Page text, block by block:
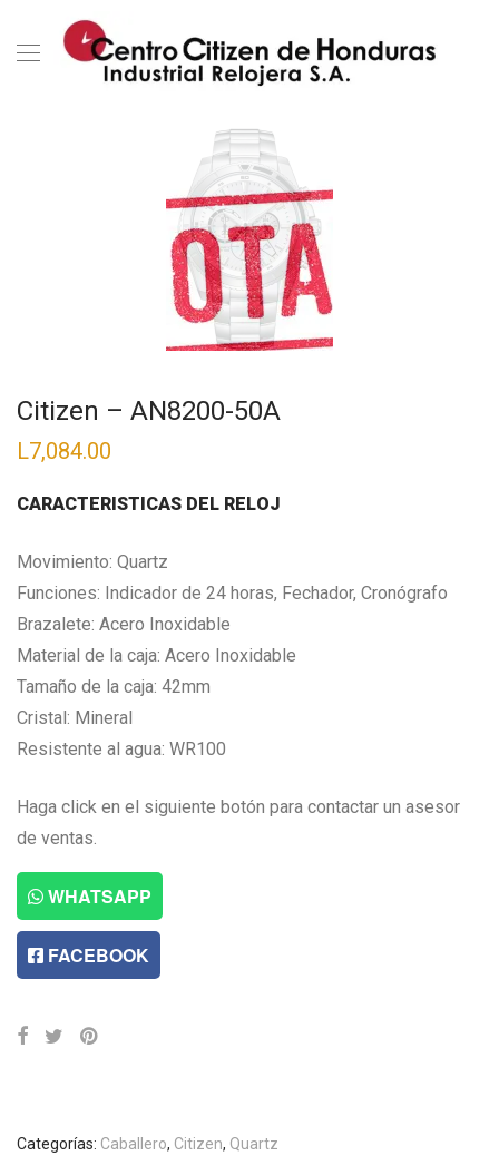
Citizen – AN8200-50A
L7,084.00
CARACTERISTICAS DEL RELOJ
Movimiento: Quartz
Funciones: Indicador de 24 horas, Fechador, Cronógrafo
Brazalete: Acero Inoxidable
Material de la caja: Acero Inoxidable
Tamaño de la caja: 42mm
Cristal: Mineral
Resistente al agua: WR100
Haga click en el siguiente botón para contactar un asesor
de ventas.
WHATSAPP
FACEBOOK
Categorías: Caballero, Citizen, Quartz